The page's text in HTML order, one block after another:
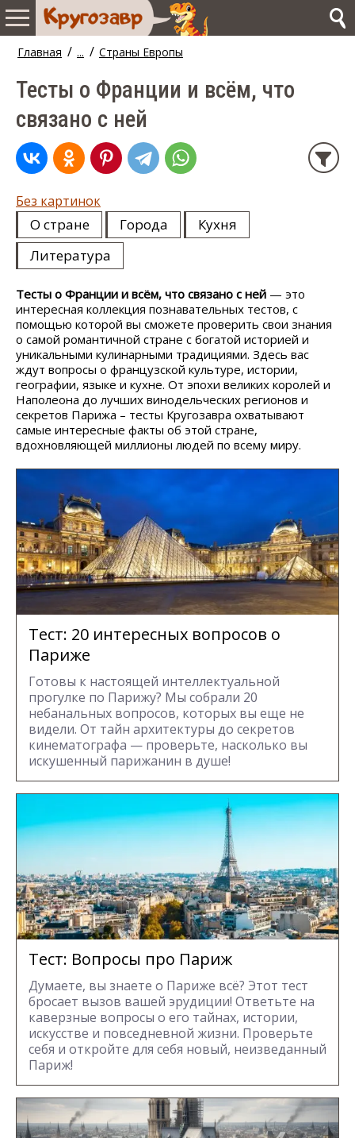
Главная / ... / Страны Европы
Тесты о Франции и всём, что
связано с ней
Без картинок
О стране Города
Кухня
Литература
Тесты о Франции и всём, что связано с ней — это
интересная коллекция познавательных тестов, с
помощью которой вы сможете проверить свои знания
о самой романтичной стране с богатой историей и
уникальными кулинарными традициями. Здесь вас
ждут вопросы о французской культуре, истории,
географии, языке и кухне. От эпохи великих королей и
Наполеона до лучших винодельческих регионов и
секретов Парижа – тесты Кругозавра охватывают
самые интересные факты об этой стране,
вдохновляющей миллионы людей по всему миру.
Тест: 20 интересных вопросов о
Париже
Готовы к настоящей интеллектуальной
прогулке по Парижу? Мы собрали 20
небанальных вопросов, которых вы еще не
видели. От тайн архитектуры до секретов
кинематографа — проверьте, насколько вы
искушенный парижанин в душе!
Тест: Вопросы про Париж
Думаете, вы знаете о Париже всё? Этот тест
бросает вызов вашей эрудиции! Ответьте на
каверзные вопросы о его тайнах, истории,
искусстве и повседневной жизни. Проверьте
себя и откройте для себя новый, неизведанный
Париж!